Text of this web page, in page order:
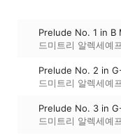
Prelude No. 1 in B
드미트리 알렉세예프
Prelude No. 2 in
드미트리 알렉세예프
Prelude No. 3 in
드미트리 알렉세예프